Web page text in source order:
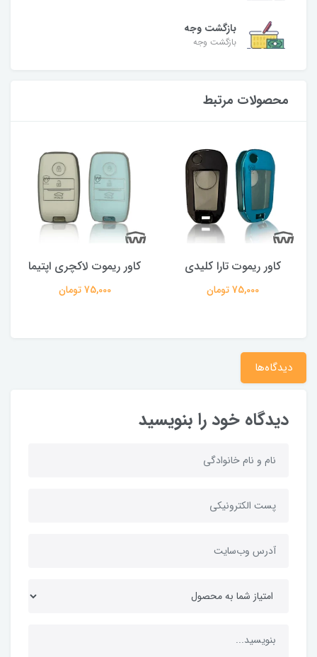
بازگشت وجه
بازگشت وجه
محصولات مرتبط
کاور ریموت تارا کلیدی
75,000 تومان
کاور ریموت لاکچری اپتیما
75,000 تومان
دیدگاه‌ها
دیدگاه خود را بنویسید